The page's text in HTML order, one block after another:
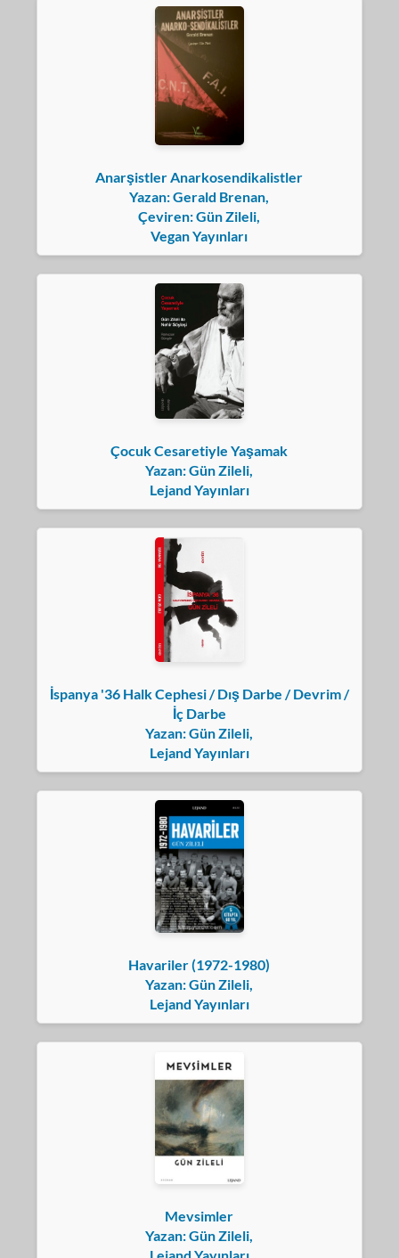
Anarşistler Anarkosendikalistler
Yazan: Gerald Brenan,
Çeviren: Gün Zileli,
Vegan Yayınları
Çocuk Cesaretiyle Yaşamak
Yazan: Gün Zileli,
Lejand Yayınları
İspanya '36 Halk Cephesi / Dış Darbe / Devrim /
İç Darbe
Yazan: Gün Zileli,
Lejand Yayınları
Havariler (1972-1980)
Yazan: Gün Zileli,
Lejand Yayınları
Mevsimler
Yazan: Gün Zileli,